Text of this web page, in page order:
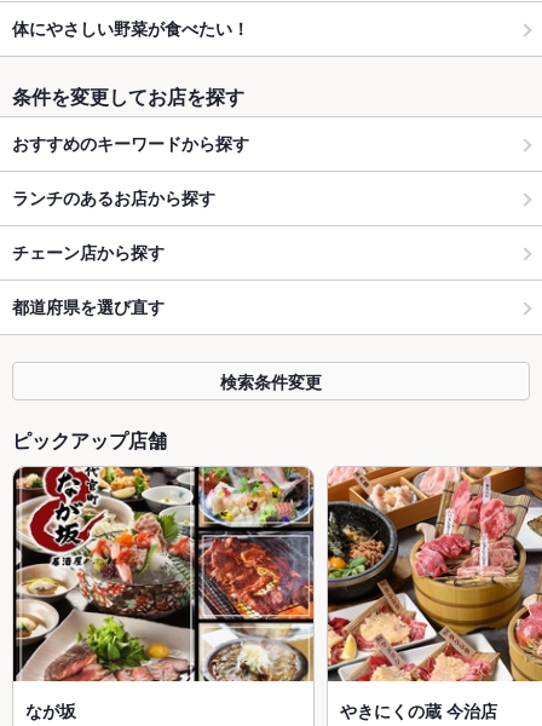
体にやさしい野菜が食べたい！
条件を変更してお店を探す
おすすめのキーワードから探す
ランチのあるお店から探す
チェーン店から探す
都道府県を選び直す
検索条件変更
ピックアップ店舗
なが坂 やきにくの蔵 今治店